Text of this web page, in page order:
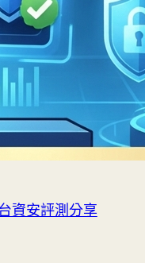
資安評測分享